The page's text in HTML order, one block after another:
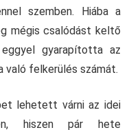
szemben. Hiába a
mégis csalódást keltő
gyarapította az
való felkerülés számát.
lehetett várni az idei
hiszen pár hete